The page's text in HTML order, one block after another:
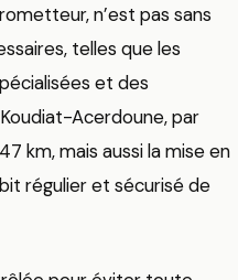
n’est pas sans
telles que les
et des
Acerdoune, par
km, mais aussi la mise en
régulier et sécurisé de